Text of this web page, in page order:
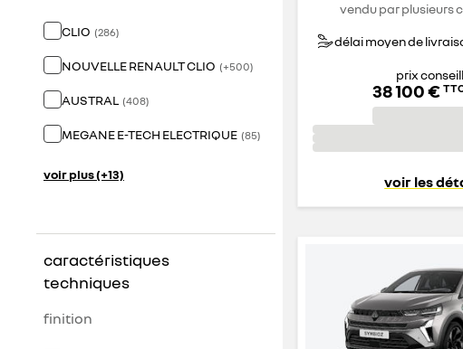
CLIO (286)
NOUVELLE RENAULT CLIO (+500)
AUSTRAL (408)
MEGANE E-TECH ELECTRIQUE (85)
voir plus (+13)
caractéristiques
techniques
finition
vendu par plusieurs
délai moyen de
prix
38 100 €
voir les